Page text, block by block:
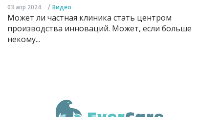
03 апр 2024 / Видео
Может ли частная клиника стать центром
производства инноваций. Может, если больше
некому...